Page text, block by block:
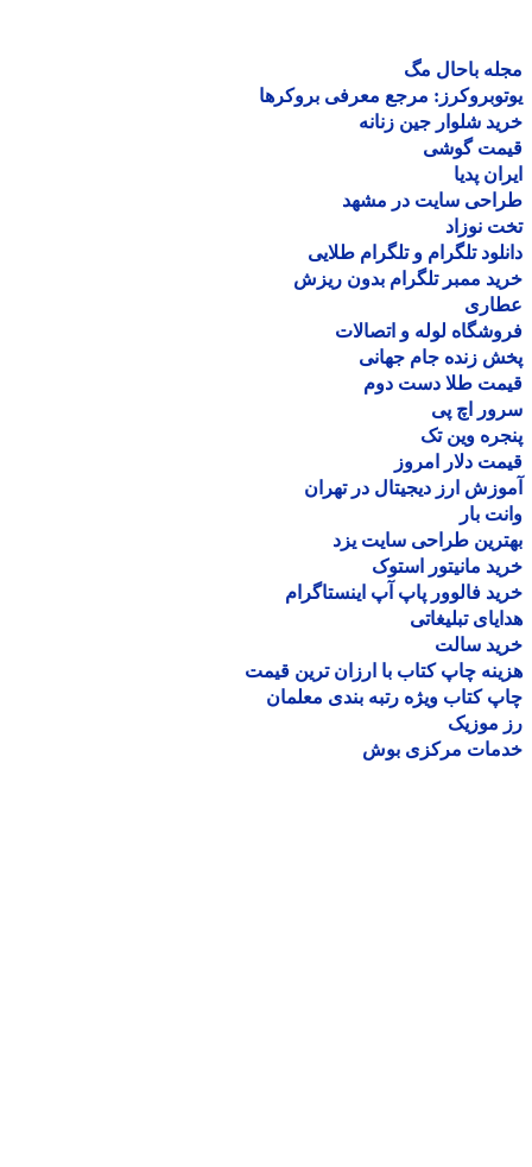
باحال مگ
مرجع معرفی بروکرها
شلوار جین زنانه
گوشی
پدیا
سایت در مشهد
نوزاد
تلگرام و تلگرام طلایی
ممبر تلگرام بدون ریزش
لوله و اتصالات
زنده جام جهانی
طلا دست دوم
اچ پی
وین تک
دلار امروز
ارز دیجیتال در تهران
بار
طراحی سایت یزد
مانیتور استوک
فالوور پاپ آپ اینستاگرام
تبلیغاتی
سالت
چاپ کتاب با ارزان ترین قیمت
کتاب ویژه رتبه بندی معلمان
موزیک
مرکزی بوش